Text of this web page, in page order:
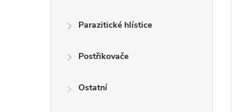
Parazitické hlístice
Postřikovače
Ostatní